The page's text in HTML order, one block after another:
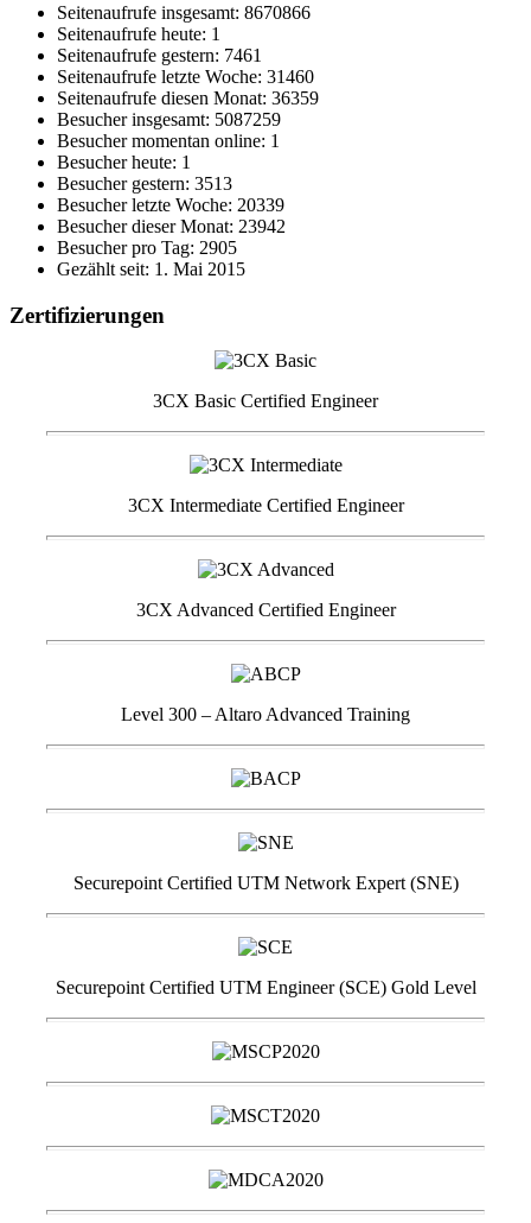
Seitenaufrufe insgesamt: 8670866
Seitenaufrufe heute: 1
Seitenaufrufe gestern: 7461
Seitenaufrufe letzte Woche: 31460
Seitenaufrufe diesen Monat: 36359
Besucher insgesamt: 5087259
Besucher momentan online: 1
Besucher heute: 1
Besucher gestern: 3513
Besucher letzte Woche: 20339
Besucher dieser Monat: 23942
Besucher pro Tag: 2905
Gezählt seit: 1. Mai 2015
Zertifizierungen
3CX Basic Certified Engineer
3CX Intermediate Certified Engineer
3CX Advanced Certified Engineer
Level 300 – Altaro Advanced Training
Securepoint Certified UTM Network Expert (SNE)
Securepoint Certified UTM Engineer (SCE) Gold Level